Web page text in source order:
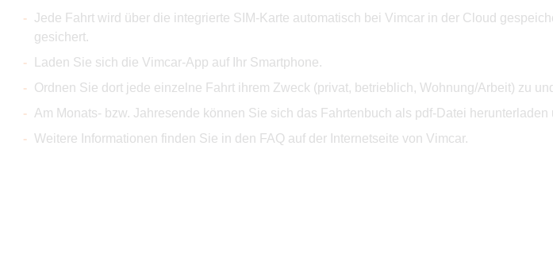
Jede Fahrt wird über die integrierte SIM-Karte automatisch bei Vimcar in der Cloud
gesichert.
Laden Sie sich die Vimcar-App auf Ihr Smartphone.
Ordnen Sie dort jede einzelne Fahrt ihrem Zweck (privat, betrieblich, Wohnung/Arbeit) zu
Am Monats- bzw. Jahresende können Sie sich das Fahrtenbuch als pdf-Datei
Weitere Informationen finden Sie in den FAQ auf der Internetseite von Vimcar.